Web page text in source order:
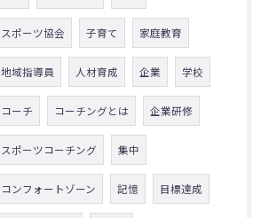
スポーツ協会 子育て 家庭教育
地域指導員 人材育成 企業 学校
コーチ コーチングとは 企業研修
スポーツコーチング 集中
コンフォートゾーン 記憶 目標達成